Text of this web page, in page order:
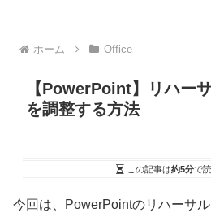
ホーム Office
【PowerPoint】リハー
を調整する方法
この記事は約5分で
今回は、PowerPointのリハーサ